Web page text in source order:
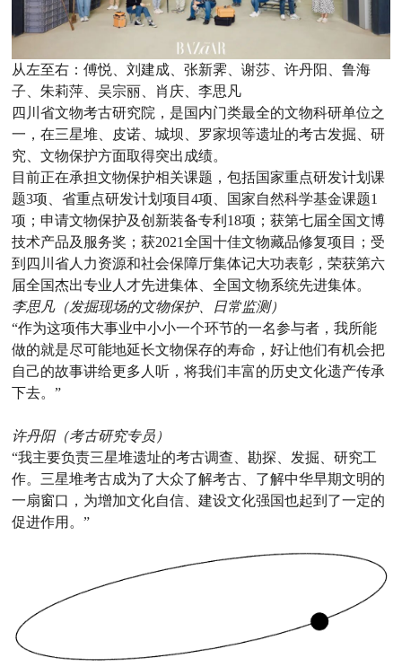
从左至右：傅悦、刘建成、张新霁、谢莎、许丹阳、鲁海
子、朱莉萍、吴宗丽、肖庆、李思凡
四川省文物考古研究院，是国内门类最全的文物科研单位之
一，在三星堆、皮诺、城坝、罗家坝等遗址的考古发掘、研
究、文物保护方面取得突出成绩。
目前正在承担文物保护相关课题，包括国家重点研发计划课
题3项、省重点研发计划项目4项、国家自然科学基金课题1
项；申请文物保护及创新装备专利18项；获第七届全国文博
技术产品及服务奖；获2021全国十佳文物藏品修复项目；受
到四川省人力资源和社会保障厅集体记大功表彰，荣获第六
届全国杰出专业人才先进集体、全国文物系统先进集体。
李思凡（发掘现场的文物保护、日常监测）
“作为这项伟大事业中小小一个环节的一名参与者，我所能
做的就是尽可能地延长文物保存的寿命，好让他们有机会把
自己的故事讲给更多人听，将我们丰富的历史文化遗产传承
下去。”
许丹阳（考古研究专员）
“我主要负责三星堆遗址的考古调查、勘探、发掘、研究工
作。三星堆考古成为了大众了解考古、了解中华早期文明的
一扇窗口，为增加文化自信、建设文化强国也起到了一定的
促进作用。”